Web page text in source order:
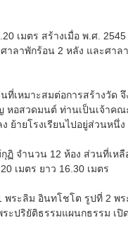
เมตร สร้างเมื่อ พ.ศ.
ลาพักร้อน 2 หลัง และศา
ที่เหมาะสมต่อการสร้างวั
หอสวดมนต์ ท่านเป็นเจ้า
ย้ายโรงเรียนไปอยู่ส่วนหนึ่ง
จำนวน 12 ห้อง ส่วนที่เห
เมตร ยาว 16.30 เมตร
ระลิม อินทโชโต รูปที่ 2 พ
ะปริยัติธรรมแผนกธรรม เปิ